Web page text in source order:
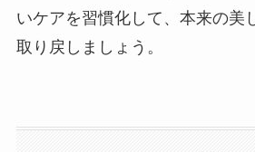
いケアを習慣化して、本来の美
取り戻しましょう。